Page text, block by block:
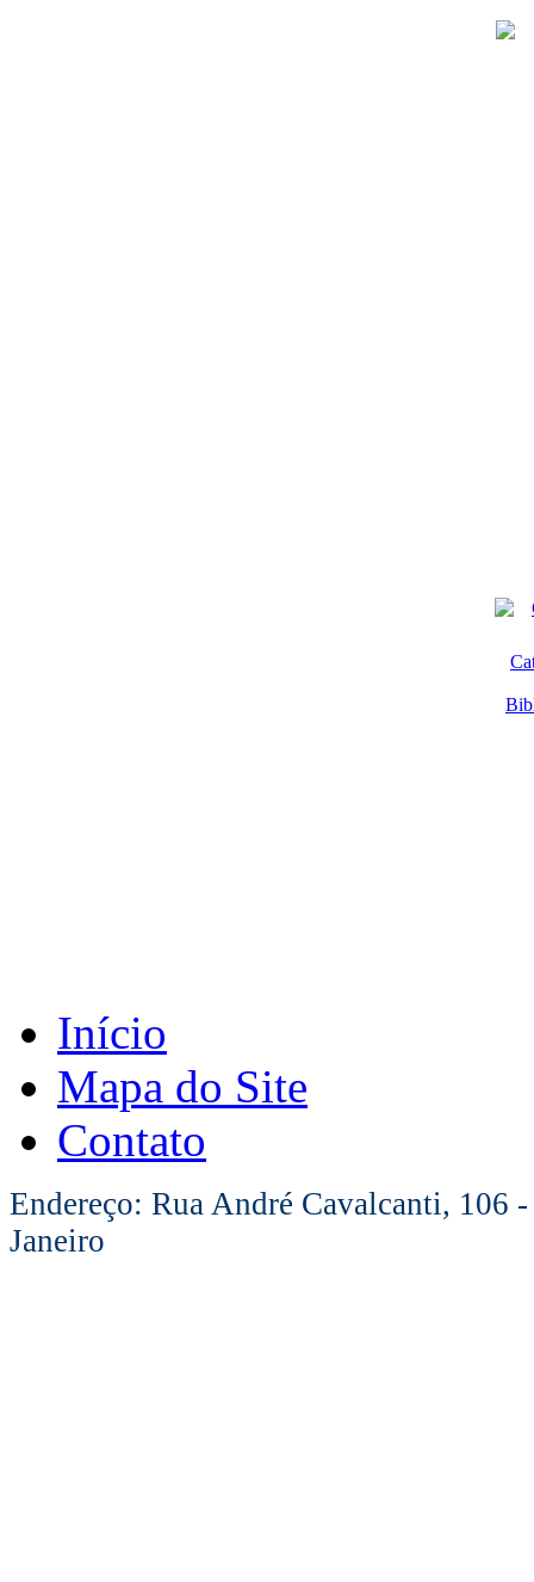
Início
Mapa do Site
Contato
Endereço: Rua André Cavalcanti, 106
Janeiro